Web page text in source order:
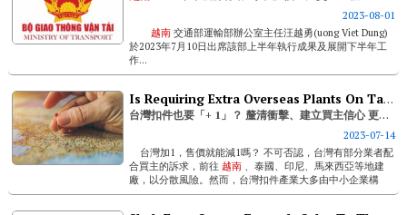
2023-08-01
越南交通部運輸部辦公室主任汪越勇(uong Viet Dung)
於2023年7月10日出席該部上半年執行成果及展開下半年工
作...
Is Requiring Extra Overseas Plants On Taiwanese Fastener Owners Truly Necessary? First And Foremost Is To Pinpoint Impact Range And Gain Buyers’ Confidence
台灣扣件也要「+ 1」？ 釐清衝擊、建立買主信心 更為首要！
2023-07-14
台灣加1，售價就能減1嗎？ 不可否認，台灣有部分業者配
合買主的訴求，前往 越南 、泰國、印尼、馬來西亞等地建
廠，以分散風險。然而，台灣扣件產業大多由中小企業構
成，人力、物力與資金並不雄厚。近年全球扣件...